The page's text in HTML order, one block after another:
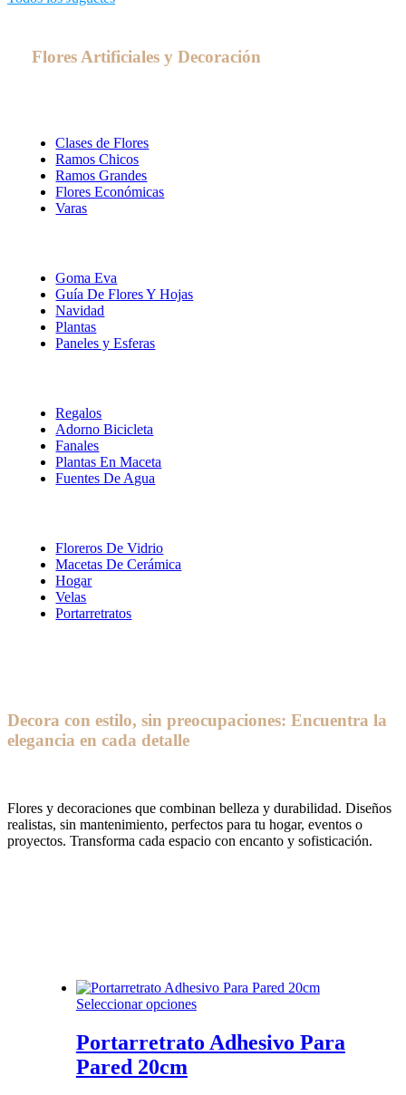
Flores Artificiales y Decoración
Clases de Flores
Ramos Chicos
Ramos Grandes
Flores Económicas
Varas
Goma Eva
Guía De Flores Y Hojas
Navidad
Plantas
Paneles y Esferas
Regalos
Adorno Bicicleta
Fanales
Plantas En Maceta
Fuentes De Agua
Floreros De Vidrio
Macetas De Cerámica
Hogar
Velas
Portarretratos
Decora con estilo, sin preocupaciones: Encuentra la
elegancia en cada detalle
Flores y decoraciones que combinan belleza y durabilidad. Diseños
realistas, sin mantenimiento, perfectos para tu hogar, eventos o
proyectos. Transforma cada espacio con encanto y sofisticación.
Seleccionar opcionesEste
tiene
múltiples
Portarretrato Adhesivo Para
Pared 20cm